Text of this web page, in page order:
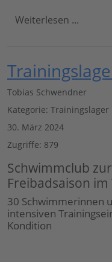
Weiterlesen ...
Tobias Schwendner
Kategorie: Trainingslager
30. März 2024
Zugriffe: 879
Schwimmclub
Freibadsaison
30 Schwimmerinnen
intensiven
Kondition